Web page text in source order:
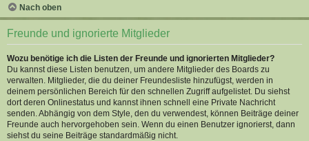
Nach oben
Freunde und ignorierte Mitglieder
Wozu benötige ich die Listen der Freunde und ignorierten Mitglieder?
Du kannst diese Listen benutzen, um andere Mitglieder des Boards zu
verwalten. Mitglieder, die du deiner Freundesliste hinzufügst, werden in
deinem persönlichen Bereich für den schnellen Zugriff aufgelistet. Du siehst
dort deren Onlinestatus und kannst ihnen schnell eine Private Nachricht
senden. Abhängig von dem Style, den du verwendest, können Beiträge deiner
Freunde auch hervorgehoben sein. Wenn du einen Benutzer ignorierst, dann
siehst du seine Beiträge standardmäßig nicht.